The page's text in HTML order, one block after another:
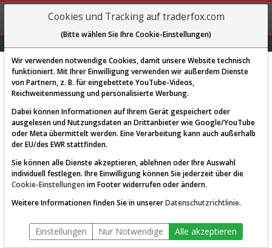
REGIS-
TRIEREN
Diese Funktion ist nur für
AKTIEN-TERMINAL
Die Aktienanalyse-Plattform von
TraderFox
Cookies und Tracking auf traderfox.com
(Bitte wählen Sie Ihre Cookie-Einstellungen)
Wir verwenden notwendige Cookies, damit unsere Website technisch
funktioniert. Mit Ihrer Einwilligung verwenden wir außerdem Dienste
von Partnern, z. B. für eingebettete YouTube-Videos,
Reichweitenmessung und personalisierte Werbung.
Dabei können Informationen auf Ihrem Gerät gespeichert oder
ausgelesen und Nutzungsdaten an Drittanbieter wie Google/YouTube
oder Meta übermittelt werden. Eine Verarbeitung kann auch außerhalb
der EU/des EWR stattfinden.
Sie können alle Dienste akzeptieren, ablehnen oder Ihre Auswahl
individuell festlegen. Ihre Einwilligung können Sie jederzeit über die
Cookie-Einstellungen im Footer widerrufen oder ändern.
Weitere Informationen finden Sie in unsererDatenschutzrichtlinie.
Einstellungen Nur Notwendige Alle akzeptieren